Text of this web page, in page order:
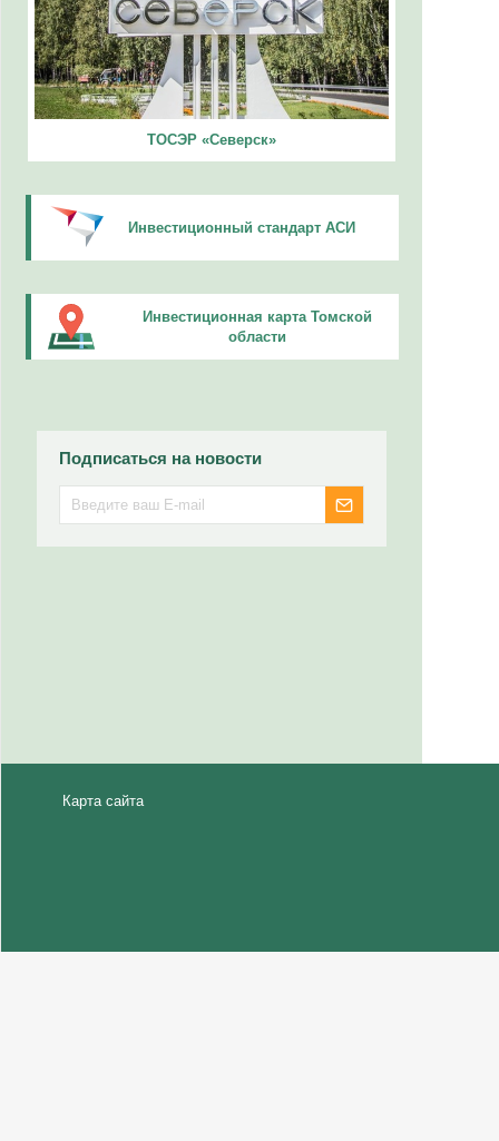
ТОСЭР «Северск»
Инвестиционный стандарт АСИ
Инвестиционная карта Томской
области
Подписаться на новости
Карта сайта